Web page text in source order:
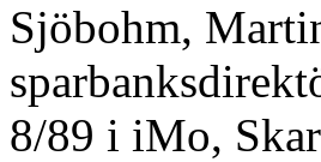
Sjöbohm,
8/89 i iMo,